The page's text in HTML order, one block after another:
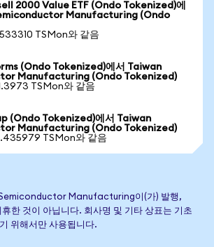
2000 Value ETF (Ondo Tokenized)에
Manufacturing (Ondo
TSMon와 같음
(Ondo Tokenized)에서 Taiwan
Manufacturing (Ondo Tokenized)
TSMon와 같음
(Ondo Tokenized)에서 Taiwan
Manufacturing (Ondo Tokenized)
TSMon와 같음
Manufacturing이(가) 발행,
한 것이 아닙니다. 회사명 및 기타 상표는 기초
위해서만 사용됩니다.